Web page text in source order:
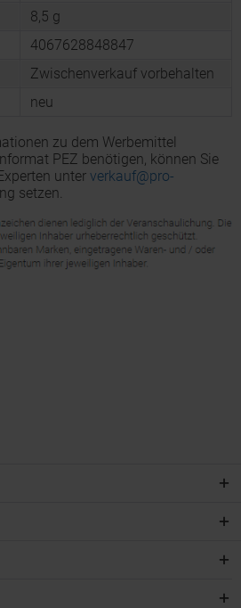
8,5 g
4067628848847
Zwischenverkauf vorbehalten
neu
zu dem Werbemittel
PEZ benötigen, können Sie
unter verkauf@pro-
setzen.